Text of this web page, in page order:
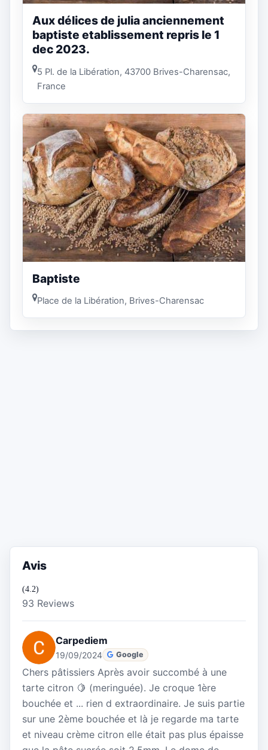
Aux délices de julia anciennement
baptiste etablissement repris le 1
dec 2023.
5 Pl. de la Libération, 43700 Brives-Charensac,
France
Baptiste
Place de la Libération, Brives-Charensac
Avis
(4.2)
93 Reviews
Carpediem
19/09/2024 Google
Chers pâtissiers Après avoir succombé à une
tarte citron 🍋 (meringuée). Je croque 1ère
bouchée et ... rien d extraordinaire. Je suis partie
sur une 2ème bouchée et là je regarde ma tarte
et niveau crème citron elle était pas plus épaisse